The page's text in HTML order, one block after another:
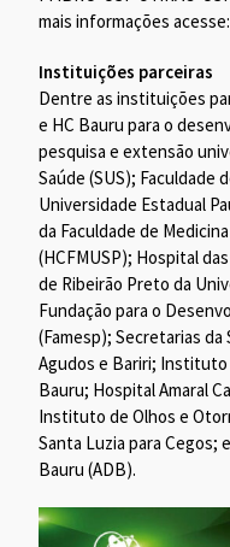
mais informações acesse:
Instituições parceiras
Dentre as instituições
e HC Bauru para o
pesquisa e extensão
Saúde (SUS); Faculdade
Universidade Estadual
da Faculdade de
(HCFMUSP); Hospital
de Ribeirão Preto da
Fundação para o
(Famesp); Secretarias
Agudos e Bariri; Instituto
Bauru; Hospital Amaral
Instituto de Olhos e
Santa Luzia para Cegos;
Bauru (ADB).